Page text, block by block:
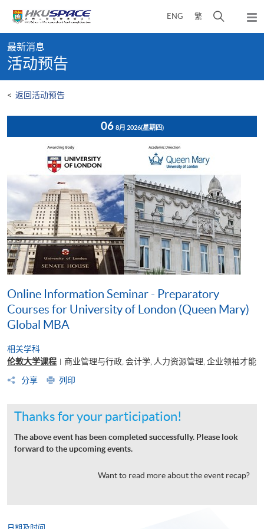
content
ENG 繁
开
弹
出
content
start
最新消息
活动预告
< 返回活动预告
06 8月 2026(星期四)
Online Information Seminar - Preparatory
Courses for University of London (Queen Mary)
Global MBA
相关学科
伦敦大学课程 | 商业管理与行政, 会计学, 人力资源管理, 企业领袖才能
分享
列印
Thanks for your participation!
The above event has been completed successfully. Please look
forward to the upcoming events.
Want to read more about the event recap?